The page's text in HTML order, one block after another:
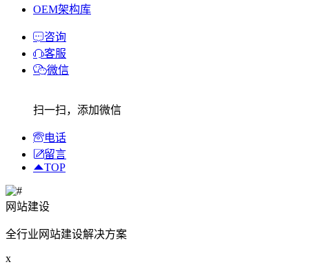
OEM架构库
咨询
客服
微信
扫一扫，添加微信
电话
留言
TOP
网站建设
全行业网站建设解决方案
x